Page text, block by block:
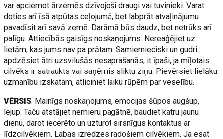
var apciemot ārzemēs dzīvojoši draugi vai tuvinieki. Varat
doties arī īsā atpūtas ceļojumā, bet labprāt atvaļinājumu
pavadīsit arī savā zemē. Darāmā būs daudz, bet netrūks arī
palīgu. Attiecībās gaisīgs noskaņojums. Nereaģējiet uz
lietām, kas jums nav pa prātam. Samiernieciski un gudri
apdzēsiet ātri uzsvilušās nesaprašanās, it īpaši, ja mīļotais
cilvēks ir satraukts vai saņēmis sliktu ziņu. Pievērsiet lielāku
uzmanību izskatam, atliciniet laiku rūpēm par veselību.
VĒRSIS. Mainīgs noskaņojums, emocijas šūpos augšup,
lejup. Taču atstājiet nemieru pagātnē, baudiet katru jaunu
dienu, darot iecerēto un uzturot sirsnīgus kontaktus ar
līdzcilvēkiem. Labas izredzes radošiem cilvēkiem. Ja esat